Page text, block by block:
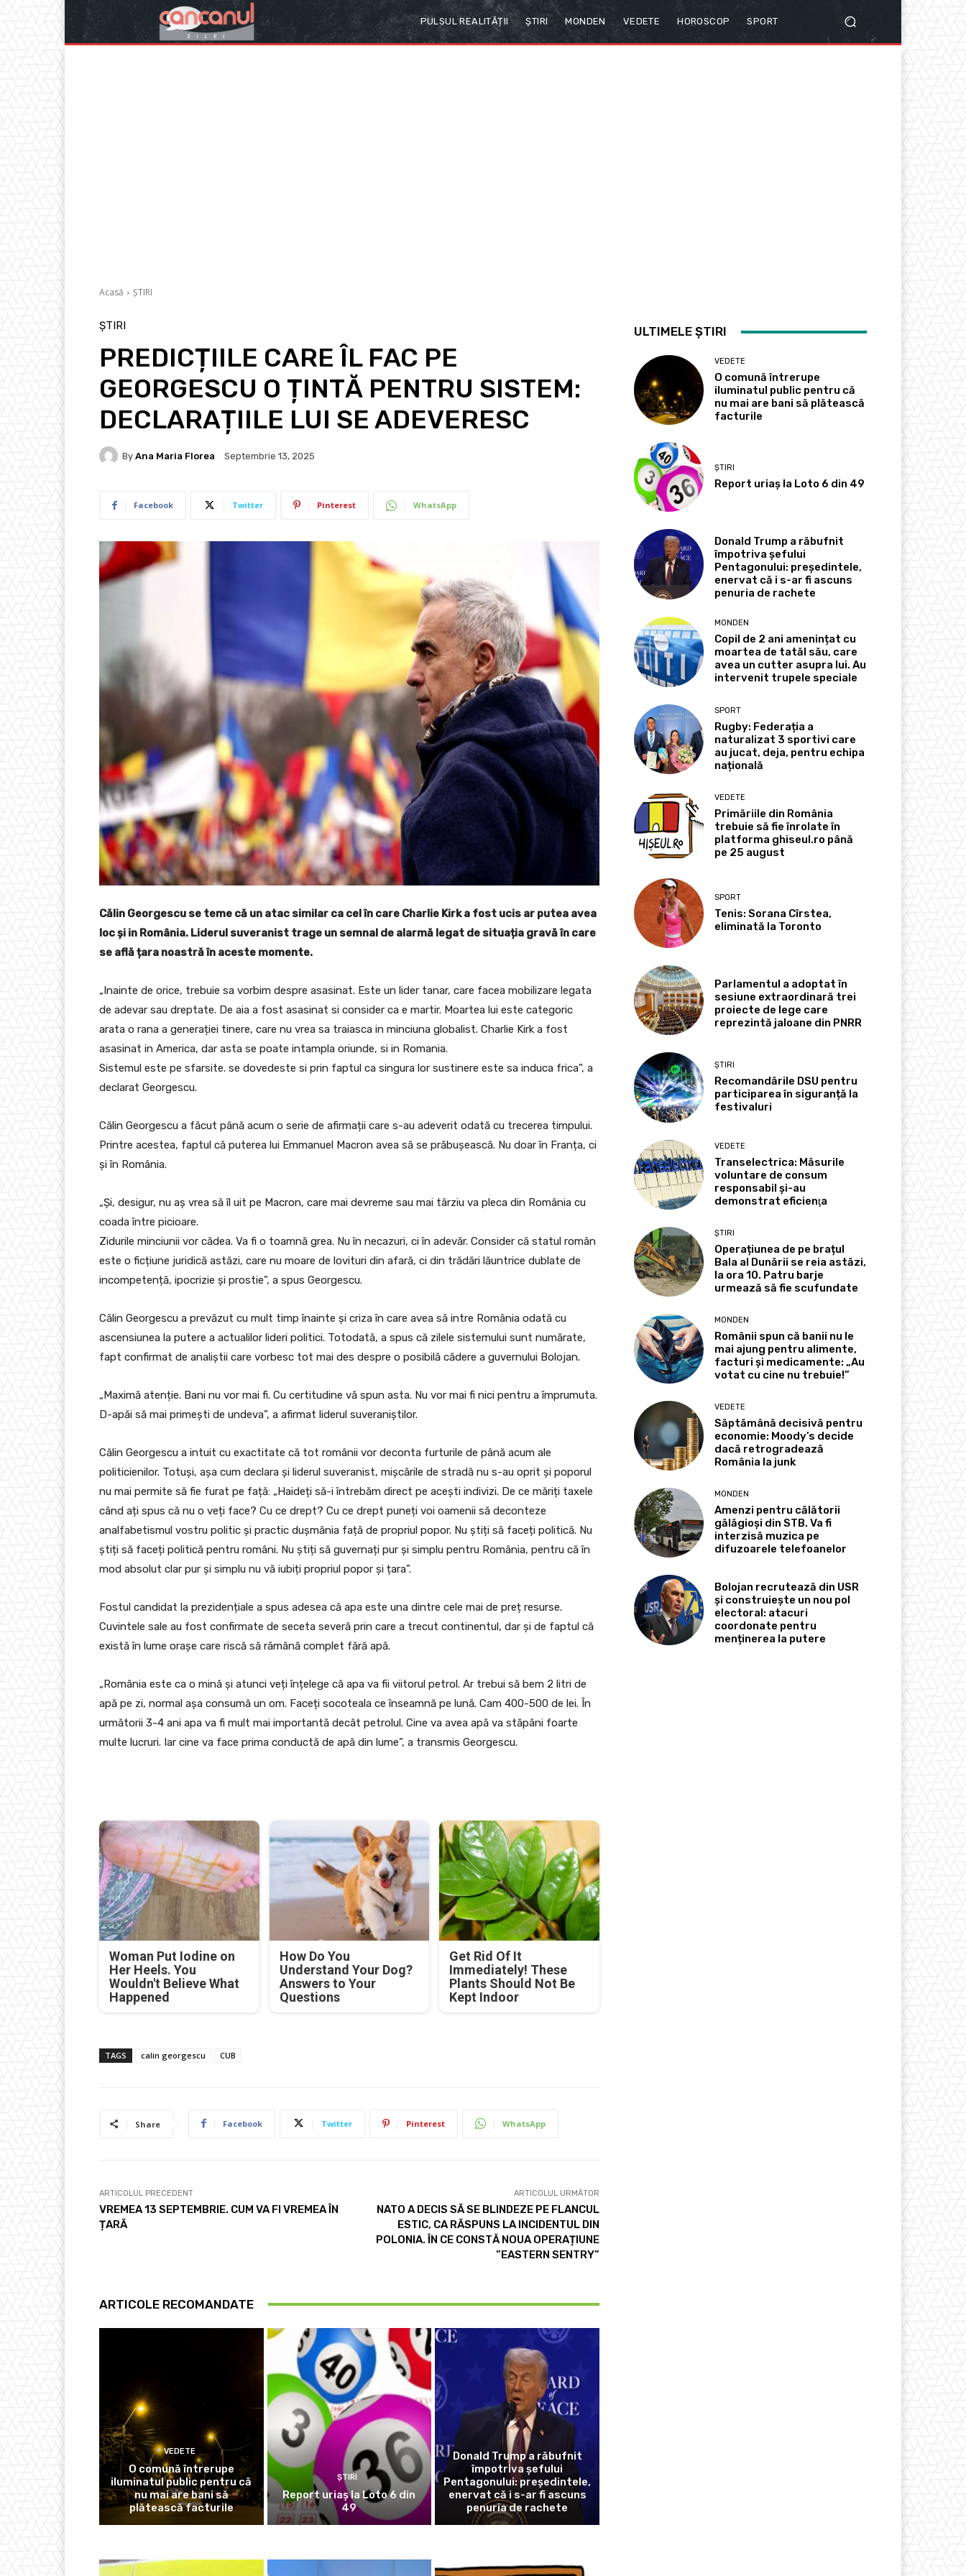
PULSUL REALITĂȚII ȘTIRI MONDEN VEDETE HOROSCOP SPORT
Acasă ȘTIRI
ȘTIRI
PREDICȚIILE CARE ÎL FAC PE
GEORGESCU O ȚINTĂ PENTRU SISTEM:
DECLARAȚIILE LUI SE ADEVERESC
By Ana Maria Florea Septembrie 13, 2025
Facebook Twitter Pinterest WhatsApp
Călin Georgescu se teme că un atac similar ca cel în care Charlie Kirk a fost ucis ar putea avea
loc și in România. Liderul suveranist trage un semnal de alarmă legat de situația gravă în care
se află țara noastră în aceste momente.
„Inainte de orice, trebuie sa vorbim despre asasinat. Este un lider tanar, care facea mobilizare legata
de adevar sau dreptate. De aia a fost asasinat si consider ca e martir. Moartea lui este categoric
arata o rana a generației tinere, care nu vrea sa traiasca in minciuna globalist. Charlie Kirk a fost
asasinat in America, dar asta se poate intampla oriunde, si in Romania.
Sistemul este pe sfarsite. se dovedeste si prin faptul ca singura lor sustinere este sa induca frica”, a
declarat Georgescu.
Călin Georgescu a făcut până acum o serie de afirmații care s-au adeverit odată cu trecerea timpului.
Printre acestea, faptul că puterea lui Emmanuel Macron avea să se prăbușească. Nu doar în Franța, ci
și în România.
„Și, desigur, nu aș vrea să îl uit pe Macron, care mai devreme sau mai târziu va pleca din România cu
coada între picioare.
Zidurile minciunii vor cădea. Va fi o toamnă grea. Nu în necazuri, ci în adevăr. Consider că statul român
este o ficțiune juridică astăzi, care nu moare de lovituri din afară, ci din trădări lăuntrice dublate de
incompetență, ipocrizie și prostie”, a spus Georgescu.
Călin Georgescu a prevăzut cu mult timp înainte și criza în care avea să intre România odată cu
ascensiunea la putere a actualilor lideri politici. Totodată, a spus că zilele sistemului sunt numărate,
fapt confirmat de analiștii care vorbesc tot mai des despre o posibilă cădere a guvernului Bolojan.
„Maximă atenție. Bani nu vor mai fi. Cu certitudine vă spun asta. Nu vor mai fi nici pentru a împrumuta.
D-apăi să mai primești de undeva”, a afirmat liderul suveraniștilor.
Călin Georgescu a intuit cu exactitate că tot românii vor deconta furturile de până acum ale
politicienilor. Totuși, așa cum declara și liderul suveranist, mișcările de stradă nu s-au oprit și poporul
nu mai permite să fie furat pe față: „Haideți să-i întrebăm direct pe acești indivizi. De ce măriți taxele
când ați spus că nu o veți face? Cu ce drept? Cu ce drept puneți voi oamenii să deconteze
analfabetismul vostru politic și practic dușmănia față de propriul popor. Nu știți să faceți politică. Nu
știți să faceți politică pentru români. Nu știți să guvernați pur și simplu pentru România, pentru că în
mod absolut clar pur și simplu nu vă iubiți propriul popor și țara”.
Fostul candidat la prezidențiale a spus adesea că apa este una dintre cele mai de preț resurse.
Cuvintele sale au fost confirmate de seceta severă prin care a trecut continentul, dar și de faptul că
există în lume orașe care riscă să rămână complet fără apă.
„România este ca o mină și atunci veți înțelege că apa va fii viitorul petrol. Ar trebui să bem 2 litri de
apă pe zi, normal așa consumă un om. Faceți socoteala ce înseamnă pe lună. Cam 400-500 de lei. În
următorii 3-4 ani apa va fi mult mai importantă decât petrolul. Cine va avea apă va stăpâni foarte
multe lucruri. Iar cine va face prima conductă de apă din lume”, a transmis Georgescu.
Woman Put Iodine on
Her Heels. You
Wouldn't Believe What
Happened
How Do You
Understand Your Dog?
Answers to Your
Questions
Get Rid Of It
Immediately! These
Plants Should Not Be
Kept Indoor
TAGS calin georgescu CUB
Share Facebook Twitter Pinterest WhatsApp
ARTICOLUL PRECEDENT
VREMEA 13 SEPTEMBRIE. CUM VA FI VREMEA ÎN
ȚARĂ
ARTICOLUL URMĂTOR
NATO A DECIS SĂ SE BLINDEZE PE FLANCUL
ESTIC, CA RĂSPUNS LA INCIDENTUL DIN
POLONIA. ÎN CE CONSTĂ NOUA OPERAȚIUNE
”EASTERN SENTRY”
ARTICOLE RECOMANDATE
VEDETE
O comună întrerupe
iluminatul public pentru că
nu mai are bani să
plătească facturile
ȘTIRI
Report uriaș la Loto 6 din
49
Donald Trump a răbufnit
împotriva șefului
Pentagonului: președintele,
enervat că i s-ar fi ascuns
penuria de rachete
ULTIMELE ȘTIRI
VEDETE
O comună întrerupe
iluminatul public pentru că
nu mai are bani să plătească
facturile
ȘTIRI
Report uriaș la Loto 6 din 49
Donald Trump a răbufnit
împotriva șefului
Pentagonului: președintele,
enervat că i s-ar fi ascuns
penuria de rachete
MONDEN
Copil de 2 ani amenințat cu
moartea de tatăl său, care
avea un cutter asupra lui. Au
intervenit trupele speciale
SPORT
Rugby: Federația a
naturalizat 3 sportivi care
au jucat, deja, pentru echipa
națională
VEDETE
Primăriile din România
trebuie să fie înrolate în
platforma ghiseul.ro până
pe 25 august
SPORT
Tenis: Sorana Cîrstea,
eliminată la Toronto
Parlamentul a adoptat în
sesiune extraordinară trei
proiecte de lege care
reprezintă jaloane din PNRR
ȘTIRI
Recomandările DSU pentru
participarea în siguranță la
festivaluri
VEDETE
Transelectrica: Măsurile
voluntare de consum
responsabil şi-au
demonstrat eficienţa
ȘTIRI
Operațiunea de pe brațul
Bala al Dunării se reia astăzi,
la ora 10. Patru barje
urmează să fie scufundate
MONDEN
Românii spun că banii nu le
mai ajung pentru alimente,
facturi și medicamente: „Au
votat cu cine nu trebuie!”
VEDETE
Săptămână decisivă pentru
economie: Moody’s decide
dacă retrogradează
România la junk
MONDEN
Amenzi pentru călătorii
gălăgioși din STB. Va fi
interzisă muzica pe
difuzoarele telefoanelor
Bolojan recrutează din USR
și construiește un nou pol
electoral: atacuri
coordonate pentru
menținerea la putere